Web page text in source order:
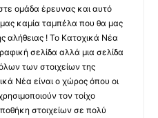
ομάδα έρευνας και αυτό
μας καμία ταμπέλα που θα μας
αλήθειας ! Το Κατοχικά Νέα
σελίδα αλλά μια σελίδα
των στοιχείων της
Νέα είναι ο χώρος όπου οι
τον τοίχο
στοιχείων σε πολύ